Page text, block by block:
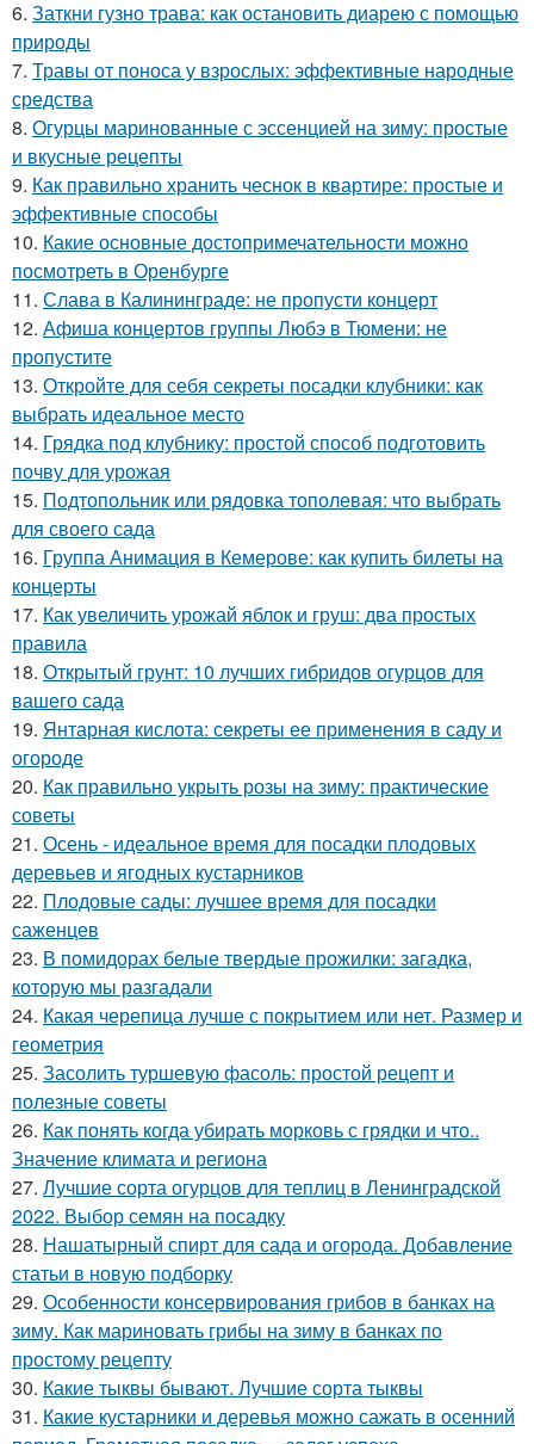
6. Заткни гузно трава: как остановить диарею с помощью
природы
7. Травы от поноса у взрослых: эффективные народные
средства
8. Огурцы маринованные с эссенцией на зиму: простые
и вкусные рецепты
9. Как правильно хранить чеснок в квартире: простые и
эффективные способы
10. Какие основные достопримечательности можно
посмотреть в Оренбурге
11. Слава в Калининграде: не пропусти концерт
12. Афиша концертов группы Любэ в Тюмени: не
пропустите
13. Откройте для себя секреты посадки клубники: как
выбрать идеальное место
14. Грядка под клубнику: простой способ подготовить
почву для урожая
15. Подтопольник или рядовка тополевая: что выбрать
для своего сада
16. Группа Анимация в Кемерове: как купить билеты на
концерты
17. Как увеличить урожай яблок и груш: два простых
правила
18. Открытый грунт: 10 лучших гибридов огурцов для
вашего сада
19. Янтарная кислота: секреты ее применения в саду и
огороде
20. Как правильно укрыть розы на зиму: практические
советы
21. Осень - идеальное время для посадки плодовых
деревьев и ягодных кустарников
22. Плодовые сады: лучшее время для посадки
саженцев
23. В помидорах белые твердые прожилки: загадка,
которую мы разгадали
24. Какая черепица лучше с покрытием или нет. Размер и
геометрия
25. Засолить туршевую фасоль: простой рецепт и
полезные советы
26. Как понять когда убирать морковь с грядки и что..
Значение климата и региона
27. Лучшие сорта огурцов для теплиц в Ленинградской
2022. Выбор семян на посадку
28. Нашатырный спирт для сада и огорода. Добавление
статьи в новую подборку
29. Особенности консервирования грибов в банках на
зиму. Как мариновать грибы на зиму в банках по
простому рецепту
30. Какие тыквы бывают. Лучшие сорта тыквы
31. Какие кустарники и деревья можно сажать в осенний